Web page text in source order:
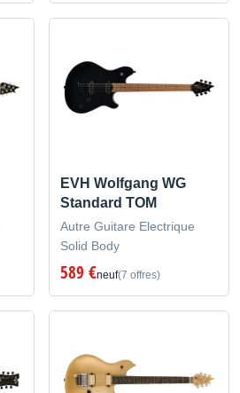
EVH Wolfgang WG
Standard TOM
Autre Guitare Electrique
Solid Body
589 €neuf(7 offres)